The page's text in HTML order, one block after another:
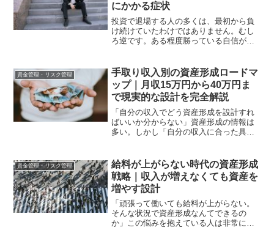
にかかる症状
投資で退場する人の多くは、最初から負
け続けていたわけではありません。むし
ろ逆です。ある程度勝っている自信がつ
りません。過信です。私は、株式・投資
信託・仮想通貨を通じて長...
資金管理・リスク管理
手取り収入別の資産形成ロードマ
ップ｜月収15万円から40万円ま
で現実的な設計を完全解説
「自分の収入でどう資産形成を設計すれ
ばいいか分からない」資産形成の情報は
多い。しかし「自分の収入に合った具体
取れる設計が違います。生活費の確保・
緊急資金の目標・積立...
資金管理・リスク管理
給料が上がらない時代の資産形成
戦略｜収入が増えなくても資産を
増やす設計
「頑張って働いても給料が上がらない。
そんな状況で資産形成なんてできるの
か」この悩みを抱えている人は非常に多